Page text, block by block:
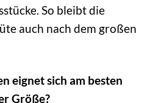
So bleibt die
auch nach dem großen
eignet sich am besten
Größe?